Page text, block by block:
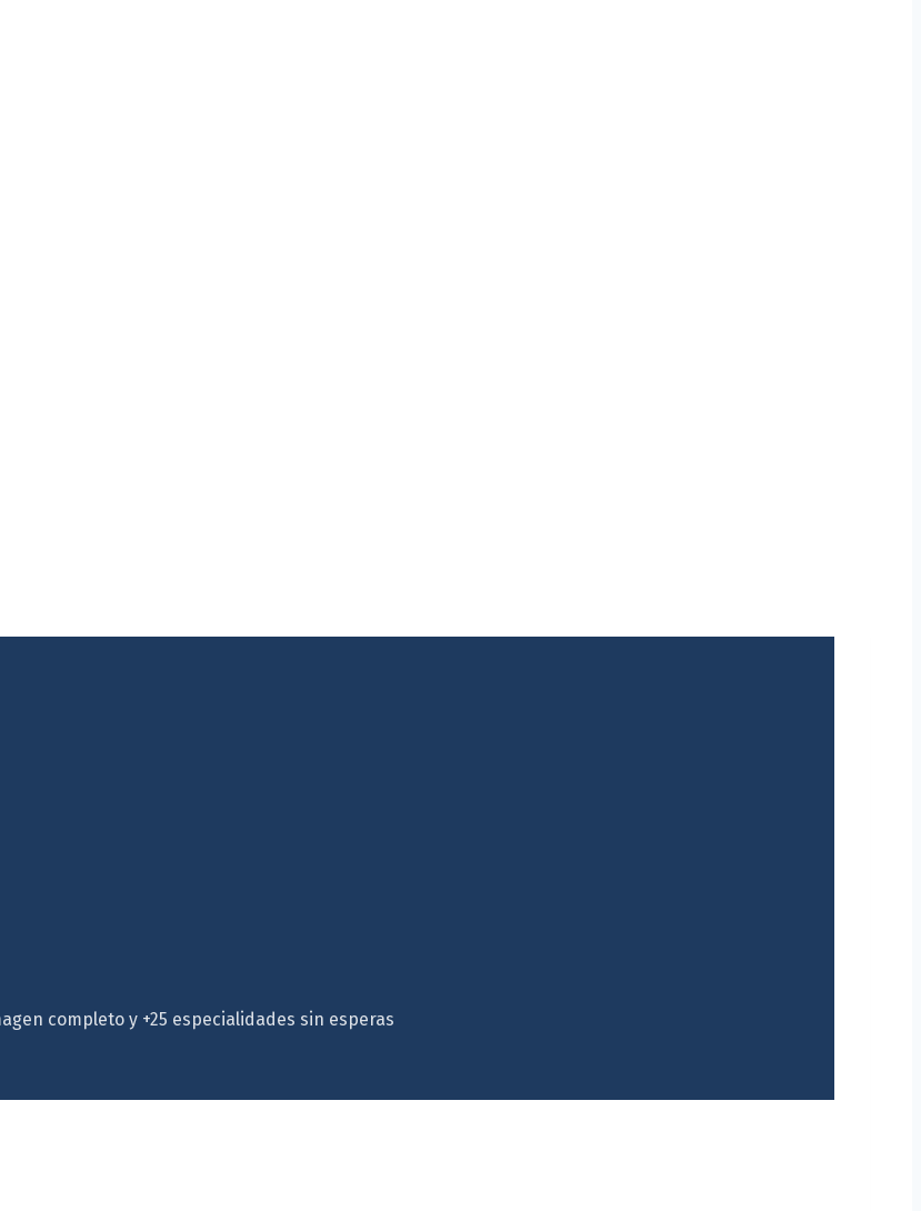
completo y +25 especialidades sin esperas